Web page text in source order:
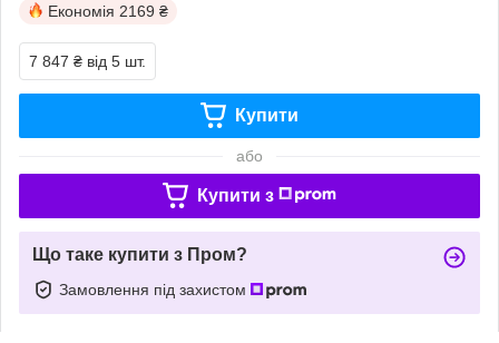
Економія 2169 ₴
7 847 ₴ від 5 шт.
Купити
або
Купити з
Що таке купити з Пром?
Замовлення під захистом